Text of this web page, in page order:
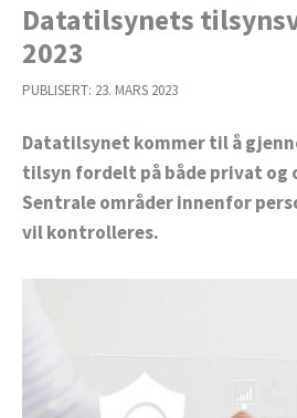
Datatilsynets
2023
PUBLISERT: 23. MARS 2023
Datatilsynet kommer til å
tilsyn fordelt på både privat og
Sentrale områder innenfor
vil kontrolleres.